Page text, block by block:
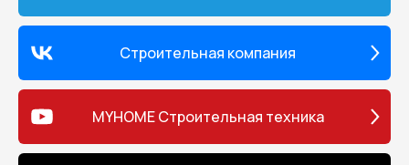
Строительная компания
MYHOME Строительная техника